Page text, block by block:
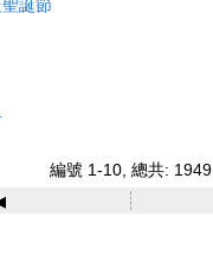
誕節
編號 1-10, 總共: 1949